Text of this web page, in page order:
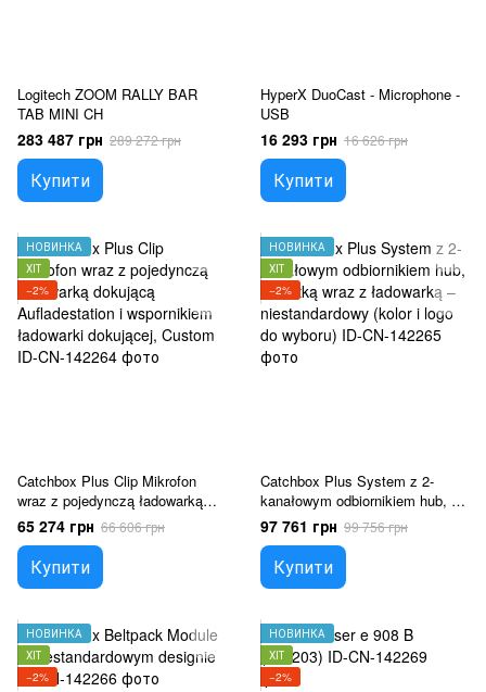
Logitech ZOOM RALLY BAR
TAB MINI CH
283 487 грн 289 272 грн
Купити
HyperX DuoCast - Microphone -
USB
16 293 грн 16 626 грн
Купити
НОВИНКА
ХІТ
−2%
Catchbox Plus Clip Mikrofon
wraz z pojedynczą ładowarką
dokującą Aufladestation i
wspornikiem ładowarki
dokującej, Custom
65 274 грн 66 606 грн
Купити
НОВИНКА
ХІТ
−2%
Catchbox Plus System z 2-
kanałowym odbiornikiem hub, 1
kostką wraz z ładowarką –
niestandardowy (kolor i logo do
wyboru)
97 761 грн 99 756 грн
Купити
НОВИНКА
ХІТ
−2%
НОВИНКА
ХІТ
−2%